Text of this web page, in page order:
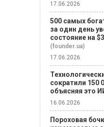
17.06.2026
500 самых
за один день
состояние на
(founder.ua)
17.06.2026
сократили 150
объясняя это
16.06.2026
Пороховая